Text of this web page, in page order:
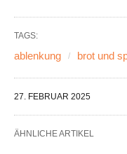
TAGS:
ablenkung brot und
27. FEBRUAR 2025
ÄHNLICHE ARTIKEL